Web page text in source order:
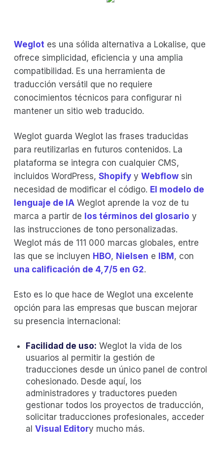
‍Weglot es una sólida alternativa a Lokalise, que
ofrece simplicidad, eficiencia y una amplia
compatibilidad. Es una herramienta de
traducción versátil que no requiere
conocimientos técnicos para configurar ni
mantener un sitio web traducido.
Weglot guarda Weglot las frases traducidas
para reutilizarlas en futuros contenidos. La
plataforma se integra con cualquier CMS,
incluidos WordPress, Shopify y Webflow sin
necesidad de modificar el código. El modelo de
lenguaje de IA Weglot aprende la voz de tu
marca a partir de los términos del glosario y
las instrucciones de tono personalizadas.
Weglot más de 111 000 marcas globales, entre
las que se incluyen HBO, Nielsen e IBM , con
una calificación de 4,7/5 en G2.
Esto es lo que hace de Weglot una excelente
opción para las empresas que buscan mejorar
su presencia internacional:
Facilidad de uso: Weglot la vida de los
usuarios al permitir la gestión de
traducciones desde un único panel de control
cohesionado. Desde aquí, los
administradores y traductores pueden
gestionar todos los proyectos de traducción,
solicitar traducciones profesionales, acceder
al Visual Editory mucho más.